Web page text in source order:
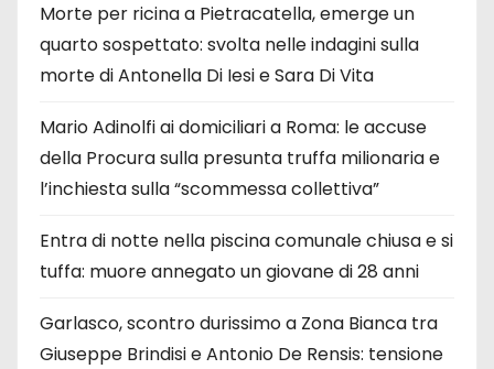
Morte per ricina a Pietracatella, emerge un
quarto sospettato: svolta nelle indagini sulla
morte di Antonella Di Iesi e Sara Di Vita
Mario Adinolfi ai domiciliari a Roma: le accuse
della Procura sulla presunta truffa milionaria e
l’inchiesta sulla “scommessa collettiva”
Entra di notte nella piscina comunale chiusa e si
tuffa: muore annegato un giovane di 28 anni
Garlasco, scontro durissimo a Zona Bianca tra
Giuseppe Brindisi e Antonio De Rensis: tensione